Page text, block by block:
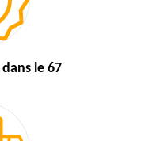
dans le 67